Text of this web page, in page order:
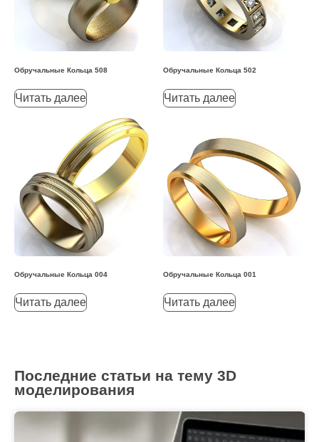
Обручальные Кольца 508
Читать далее
Обручальные Кольца 502
Читать далее
Обручальные Кольца 004
Читать далее
Обручальные Кольца 001
Читать далее
Последние статьи на тему 3D
моделирования